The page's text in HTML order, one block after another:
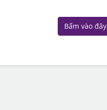
Bấm vào